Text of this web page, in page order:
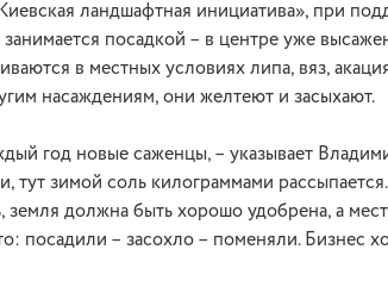
ландшафтная инициатива», при
посадкой – в центре уже
в местных условиях липа, вяз,
насаждениям, они желтеют и засыхают.
год новые саженцы, – указывает
тут зимой соль килограммами
земля должна быть хорошо удобрена, а
посадили – засохло – поменяли. Бизнес